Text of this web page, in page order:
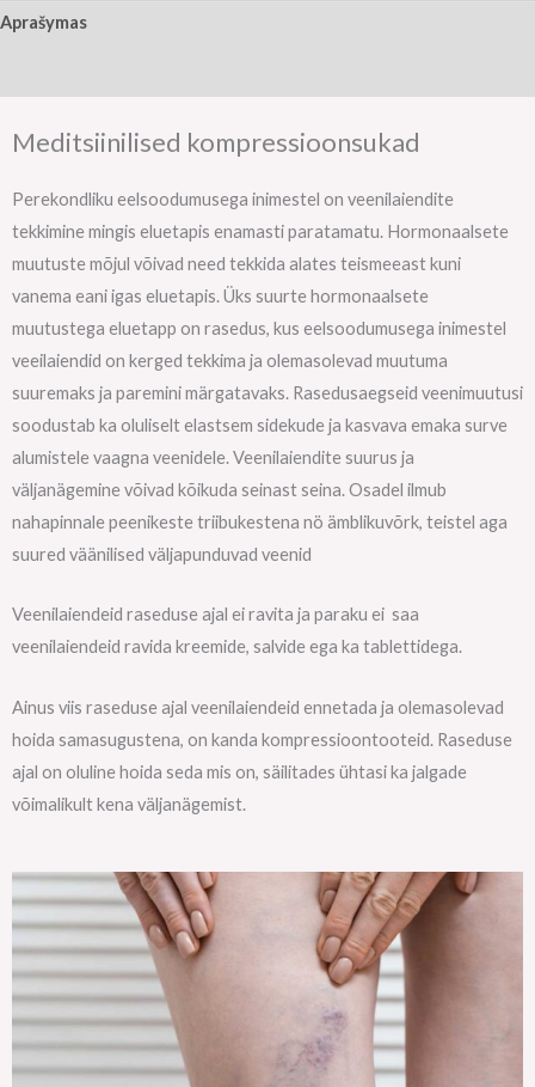
Aprašymas
Meditsiinilised kompressioonsukad
Perekondliku eelsoodumusega inimestel on veenilaiendite
tekkimine mingis eluetapis enamasti paratamatu. Hormonaalsete
muutuste mõjul võivad need tekkida alates teismeeast kuni
vanema eani igas eluetapis. Üks suurte hormonaalsete
muutustega eluetapp on rasedus, kus eelsoodumusega inimestel
veeilaiendid on kerged tekkima ja olemasolevad muutuma
suuremaks ja paremini märgatavaks. Rasedusaegseid veenimuutusi
soodustab ka oluliselt elastsem sidekude ja kasvava emaka surve
alumistele vaagna veenidele. Veenilaiendite suurus ja
väljanägemine võivad kõikuda seinast seina. Osadel ilmub
nahapinnale peenikeste triibukestena nö ämblikuvõrk, teistel aga
suured väänilised väljapunduvad veenid
Veenilaiendeid raseduse ajal ei ravita ja paraku ei saa
veenilaiendeid ravida kreemide, salvide ega ka tablettidega.
Ainus viis raseduse ajal veenilaiendeid ennetada ja olemasolevad
hoida samasugustena, on kanda kompressioontooteid. Raseduse
ajal on oluline hoida seda mis on, säilitades ühtasi ka jalgade
võimalikult kena väljanägemist.